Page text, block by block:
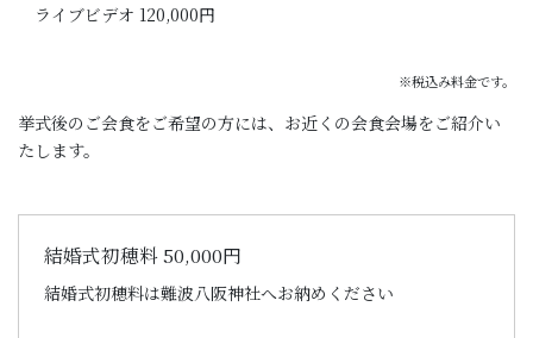
ライブビデオ 120,000円
※税込み料金です。
挙式後のご会食をご希望の方には、お近くの会食会場をご紹介い
たします。
結婚式初穂料 50,000円
結婚式初穂料は難波八阪神社へお納めください